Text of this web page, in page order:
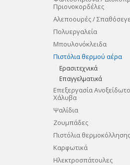
Πριονοκορδέλες
Αλεποουρές /
Πολυεργαλεία
Μπουλονόκλειδα
Πιστόλια θερμού αέρα
Ερασιτεχνικά
Επαγγελματικά
Επεξεργασία
Χάλυβα
Ψαλίδια
Ζουμπάδες
Πιστόλια θερμοκόλλησης
Καρφωτικά
Ηλεκτροσπάτουλες